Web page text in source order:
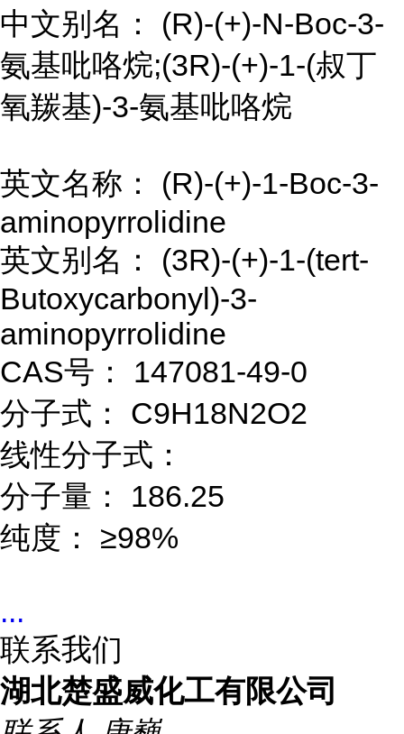
中文别名： (R)-(+)-N-Boc-3-
氨基吡咯烷;(3R)-(+)-1-(叔丁
氧羰基)-3-氨基吡咯烷
英文名称： (R)-(+)-1-Boc-3-
aminopyrrolidine
英文别名： (3R)-(+)-1-(tert-
Butoxycarbonyl)-3-
aminopyrrolidine
CAS号： 147081-49-0
分子式： C9H18N2O2
线性分子式：
分子量： 186.25
纯度： ≥98%
...
联系我们
湖北楚盛威化工有限公司